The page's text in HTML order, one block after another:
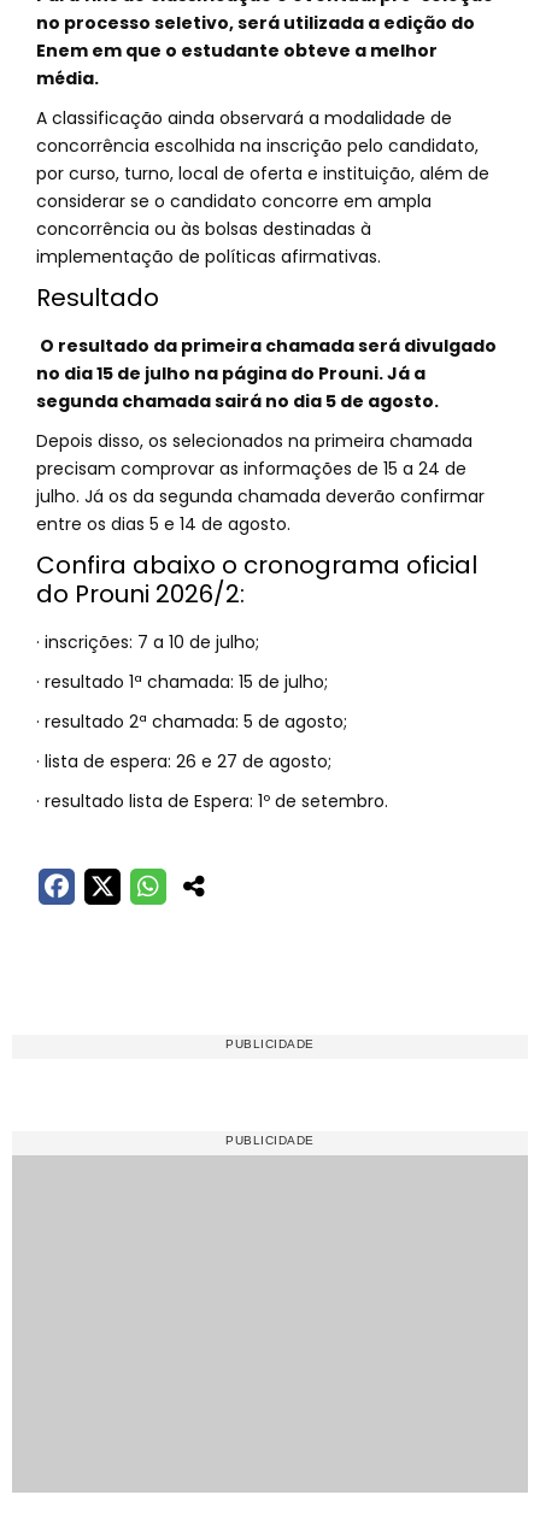
no processo seletivo, será utilizada a edição do
Enem em que o estudante obteve a melhor
média.
A classificação ainda observará a modalidade de
concorrência escolhida na inscrição pelo candidato,
por curso, turno, local de oferta e instituição, além de
considerar se o candidato concorre em ampla
concorrência ou às bolsas destinadas à
implementação de políticas afirmativas.
Resultado
O resultado da primeira chamada será divulgado
no dia 15 de julho na página do Prouni. Já a
segunda chamada sairá no dia 5 de agosto.
Depois disso, os selecionados na primeira chamada
precisam comprovar as informações de 15 a 24 de
julho. Já os da segunda chamada deverão confirmar
entre os dias 5 e 14 de agosto.
Confira abaixo o cronograma oficial
do Prouni 2026/2:
· inscrições: 7 a 10 de julho;
· resultado 1ª chamada: 15 de julho;
· resultado 2ª chamada: 5 de agosto;
· lista de espera: 26 e 27 de agosto;
· resultado lista de Espera: 1º de setembro.